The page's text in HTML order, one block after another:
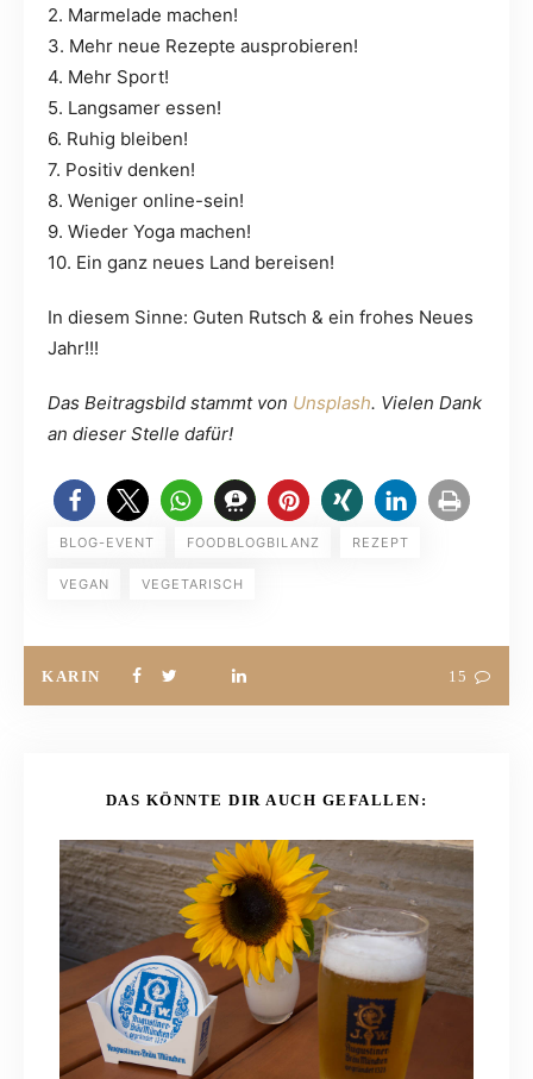
2. Marmelade machen!
3. Mehr neue Rezepte ausprobieren!
4. Mehr Sport!
5. Langsamer essen!
6. Ruhig bleiben!
7. Positiv denken!
8. Weniger online-sein!
9. Wieder Yoga machen!
10. Ein ganz neues Land bereisen!
In diesem Sinne: Guten Rutsch & ein frohes Neues
Jahr!!!
Das Beitragsbild stammt von Unsplash. Vielen Dank
an dieser Stelle dafür!
BLOG-EVENT FOODBLOGBILANZ REZEPT
VEGAN VEGETARISCH
KARIN 15
DAS KÖNNTE DIR AUCH GEFALLEN: